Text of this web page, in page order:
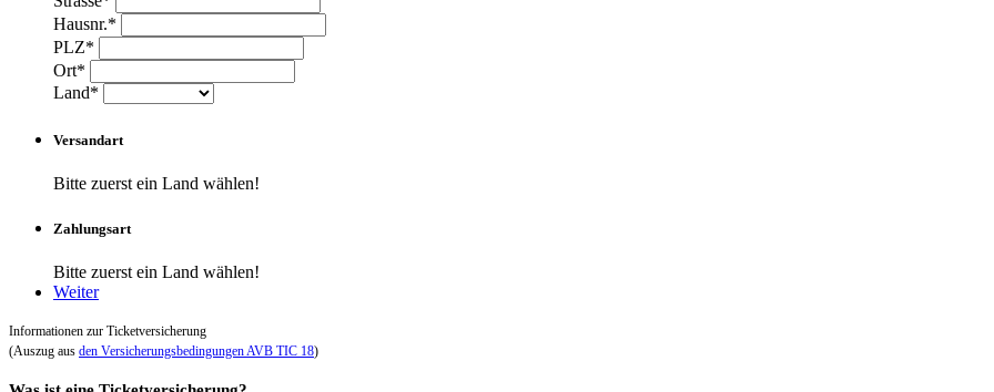
Hausnr.*
PLZ*
Ort*
Land*
Versandart
Bitte zuerst ein Land wählen!
Zahlungsart
Bitte zuerst ein Land wählen!
Weiter
Informationen zur Ticketversicherung
(Auszug aus den Versicherungsbedingungen AVB TIC 18)